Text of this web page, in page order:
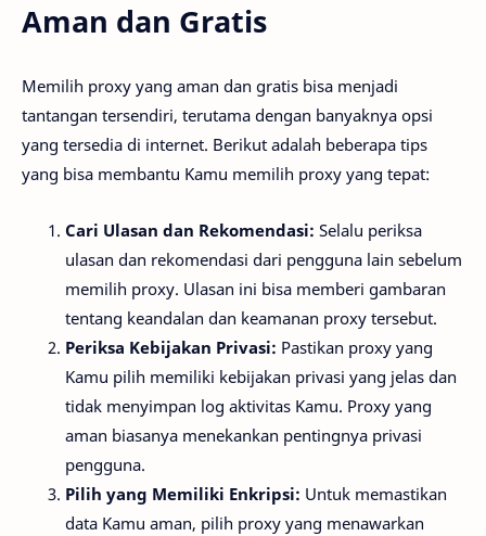
Aman dan Gratis
Memilih proxy yang aman dan gratis bisa menjadi
tantangan tersendiri, terutama dengan banyaknya opsi
yang tersedia di internet. Berikut adalah beberapa tips
yang bisa membantu Kamu memilih proxy yang tepat:
Cari Ulasan dan Rekomendasi: Selalu periksa
ulasan dan rekomendasi dari pengguna lain sebelum
memilih proxy. Ulasan ini bisa memberi gambaran
tentang keandalan dan keamanan proxy tersebut.
Periksa Kebijakan Privasi: Pastikan proxy yang
Kamu pilih memiliki kebijakan privasi yang jelas dan
tidak menyimpan log aktivitas Kamu. Proxy yang
aman biasanya menekankan pentingnya privasi
pengguna.
Pilih yang Memiliki Enkripsi: Untuk memastikan
data Kamu aman, pilih proxy yang menawarkan